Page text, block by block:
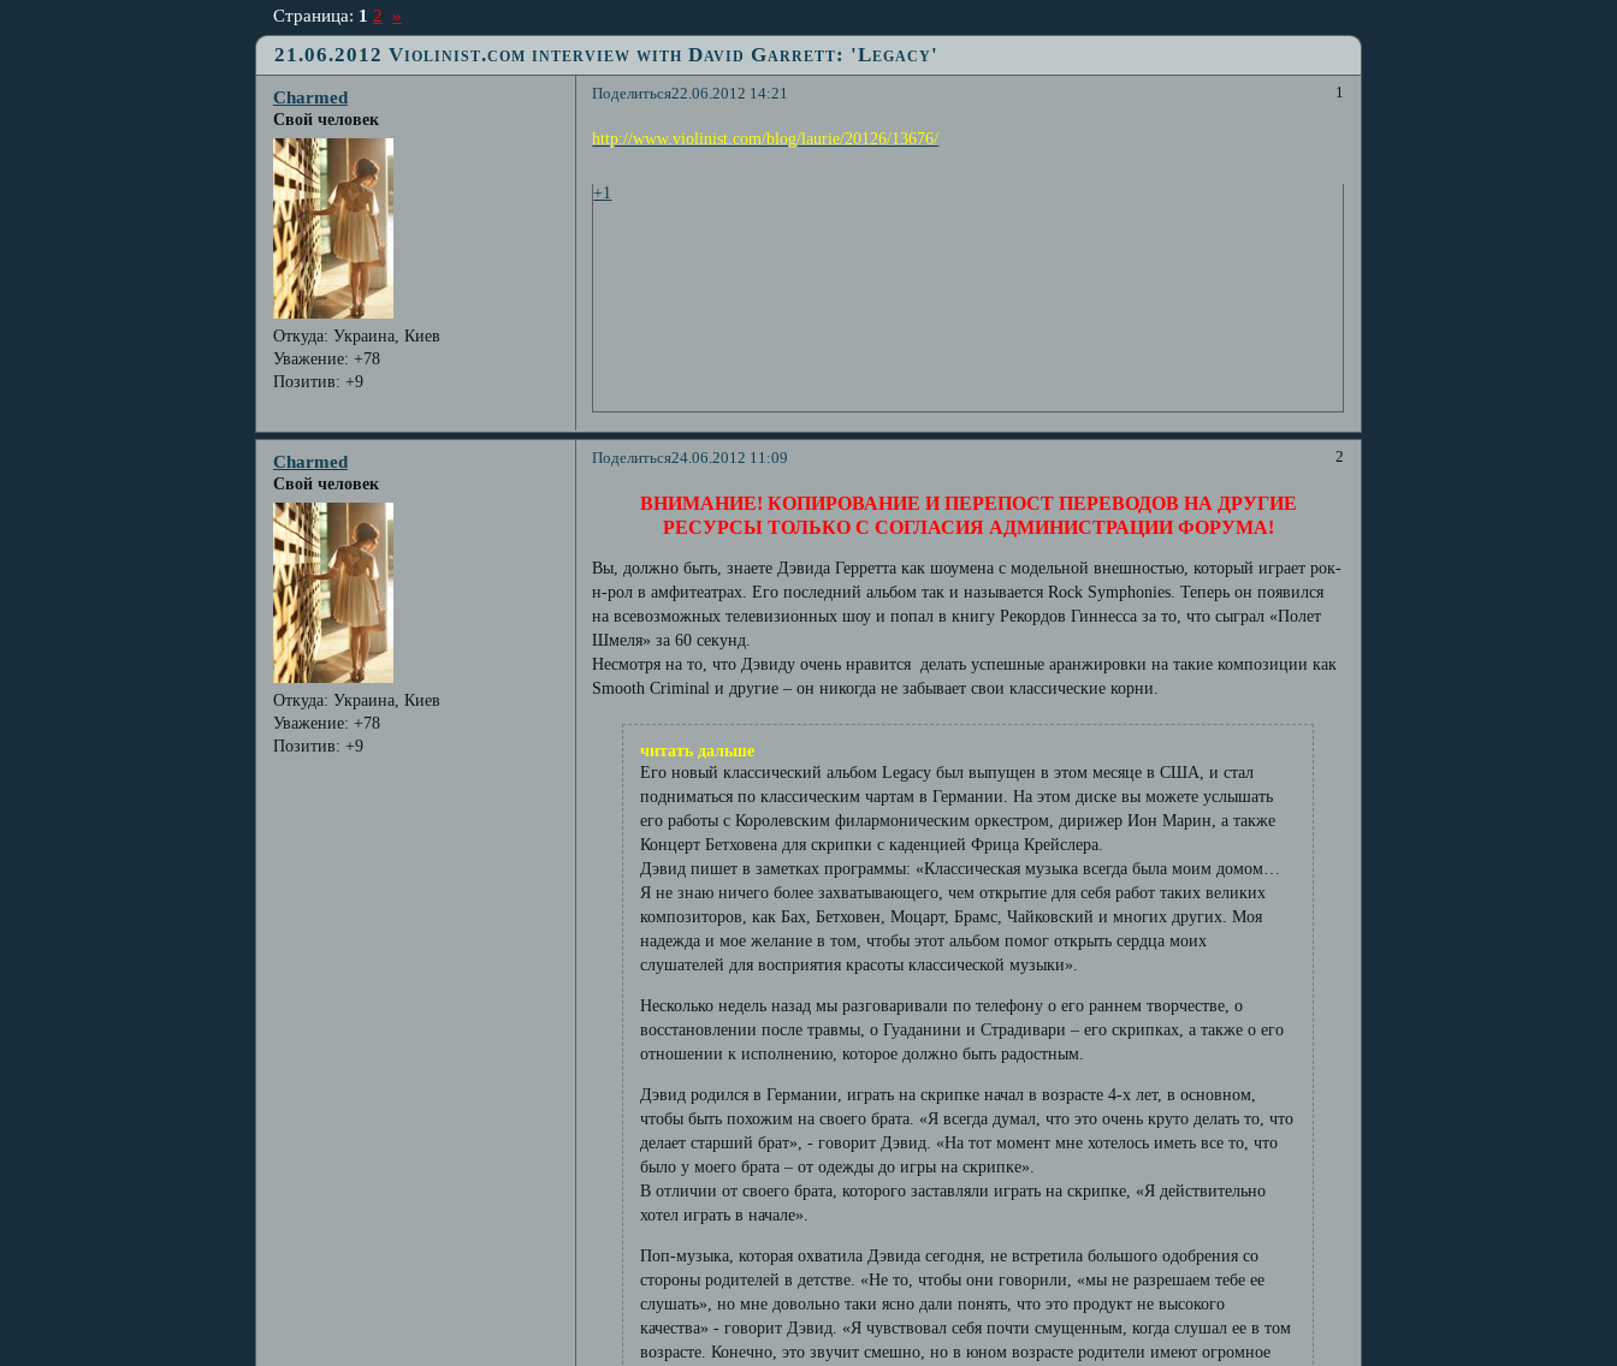
21.06.2012 Violinist.com interview with David Garrett: 'Legacy'
Страница: 1 2 »
Поделиться 1
22.06.2012 14:21
Charmed
Свой человек
Откуда: Украина, Киев
Уважение: +78
Позитив: +9
http://www.violinist.com/blog/laurie/20126/13676/
+1
Поделиться 2
24.06.2012 11:09
Charmed
Свой человек
Откуда: Украина, Киев
Уважение: +78
Позитив: +9
ВНИМАНИЕ! КОПИРОВАНИЕ И ПЕРЕПОСТ ПЕРЕВОДОВ НА ДРУГИЕ
РЕСУРСЫ ТОЛЬКО С СОГЛАСИЯ АДМИНИСТРАЦИИ ФОРУМА!
Вы, должно быть, знаете Дэвида Герретта как шоумена с модельной внешностью, который играет рок-
н-рол в амфитеатрах. Его последний альбом так и называется Rock Symphonies. Теперь он появился
на всевозможных телевизионных шоу и попал в книгу Рекордов Гиннесса за то, что сыграл «Полет
Шмеля» за 60 секунд.
Несмотря на то, что Дэвиду очень нравится делать успешные аранжировки на такие композиции как
Smooth Criminal и другие – он никогда не забывает свои классические корни.
читать дальше
Его новый классический альбом Legacy был выпущен в этом месяце в США, и стал
подниматься по классическим чартам в Германии. На этом диске вы можете услышать
его работы с Королевским филармоническим оркестром, дирижер Ион Марин, а также
Концерт Бетховена для скрипки с каденцией Фрица Крейслера.
Дэвид пишет в заметках программы: «Классическая музыка всегда была моим домом…
Я не знаю ничего более захватывающего, чем открытие для себя работ таких великих
композиторов, как Бах, Бетховен, Моцарт, Брамс, Чайковский и многих других. Моя
надежда и мое желание в том, чтобы этот альбом помог открыть сердца моих
слушателей для восприятия красоты классической музыки».
Несколько недель назад мы разговаривали по телефону о его раннем творчестве, о
восстановлении после травмы, о Гуаданини и Страдивари – его скрипках, а также о его
отношении к исполнению, которое должно быть радостным.
Дэвид родился в Германии, играть на скрипке начал в возрасте 4-х лет, в основном,
чтобы быть похожим на своего брата. «Я всегда думал, что это очень круто делать то, что
делает старший брат», - говорит Дэвид. «На тот момент мне хотелось иметь все то, что
было у моего брата – от одежды до игры на скрипке».
В отличии от своего брата, которого заставляли играть на скрипке, «Я действительно
хотел играть в начале».
Поп-музыка, которая охватила Дэвида сегодня, не встретила большого одобрения со
стороны родителей в детстве. «Не то, чтобы они говорили, «мы не разрешаем тебе ее
слушать», но мне довольно таки ясно дали понять, что это продукт не высокого
качества» - говорит Дэвид. «Я чувствовал себя почти смущенным, когда слушал ее в том
возрасте. Конечно, это звучит смешно, но в юном возрасте родители имеют огромное